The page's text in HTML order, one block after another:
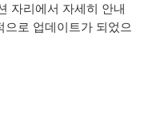
자리에서 자세히 안내
으로 업데이트가 되었으